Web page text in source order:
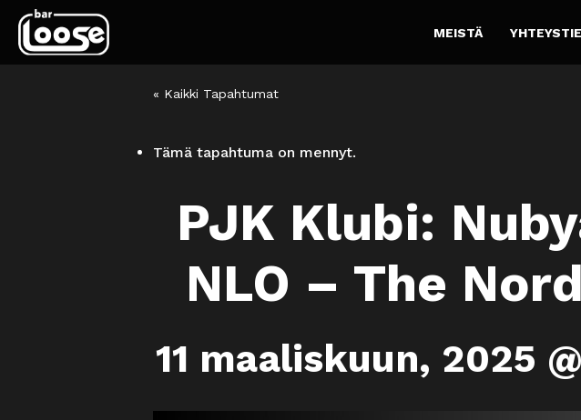
MEISTÄ
« Kaikki Tapahtumat
Tämä tapahtuma on mennyt.
PJK Klubi:
NLO – The
11 maaliskuun, 2025